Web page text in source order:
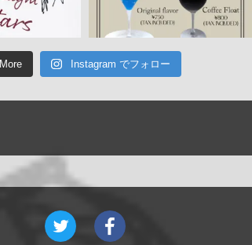
More Instagram でフォロー